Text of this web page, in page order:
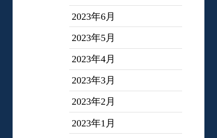
2023年6月
2023年5月
2023年4月
2023年3月
2023年2月
2023年1月